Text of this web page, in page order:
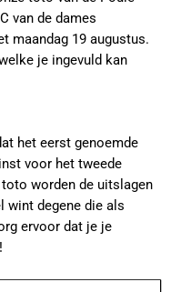
van de dames
maandag 19 augustus.
je ingevuld kan
het eerst genoemde
voor het tweede
worden de uitslagen
wint degene die als
ervoor dat je je